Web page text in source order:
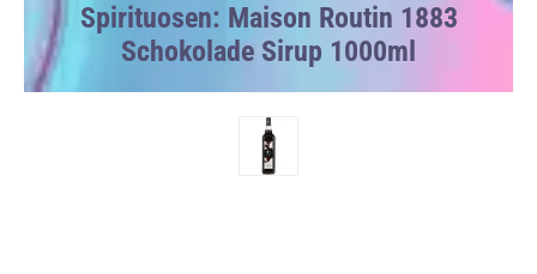
Spirituosen: Maison Routin 1883
Schokolade Sirup 1000ml